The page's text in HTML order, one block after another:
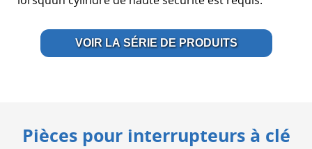
VOIR LA SÉRIE DE PRODUITS
Pièces pour interrupteurs à clé